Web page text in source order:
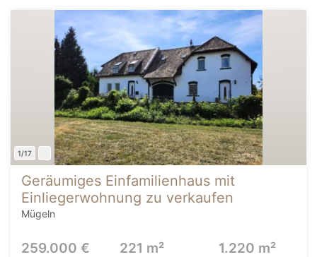
1/17
Geräumiges Einfamilienhaus mit
Einliegerwohnung zu verkaufen
Mügeln
259.000 € 221 m² 1.220 m²